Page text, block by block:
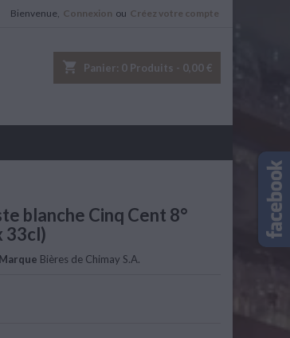
Bienvenue, Connexion ou Créez votre compte
shopping_cart Panier: 0 Produits - 0,00 €
blanche Cinq Cent 8°
33cl)
Marque Bières de Chimay S.A.